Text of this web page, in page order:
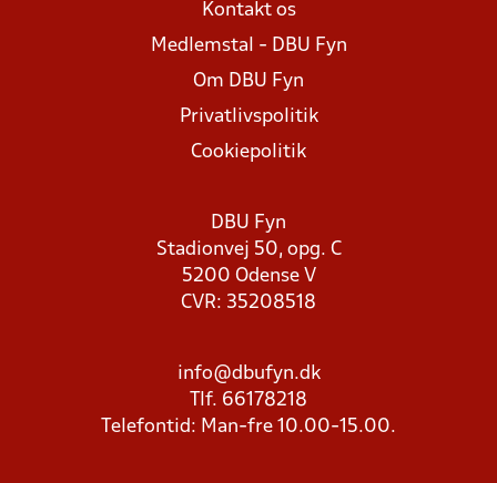
Kontakt os
Medlemstal - DBU Fyn
Om DBU Fyn
Privatlivspolitik
Cookiepolitik
DBU Fyn
Stadionvej 50, opg. C
5200 Odense V
CVR: 35208518
info@dbufyn.dk
Tlf. 66178218
Telefontid: Man-fre 10.00-15.00.